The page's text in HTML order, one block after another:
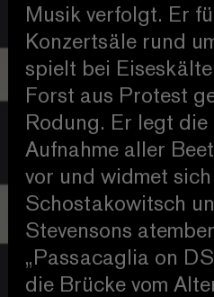
Musik verfolgt. Er
Konzertsäle rund
spielt bei
Forst aus Protest
Rodung. Er legt die
Aufnahme aller
vor und widmet
Schostakowitsch
Stevensons
„Passacaglia on
die Brücke vom